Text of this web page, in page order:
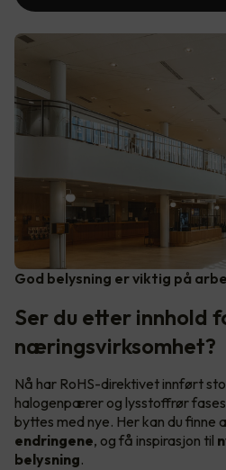
God belysning er viktig på
Ser du etter innhold
næringsvirksomhet?
Nå har RoHS-direktivet innført
halogenpærer og lysstoffrør
byttes med nye. Her kan du finne
endringene, og få inspirasjon til
belysning.